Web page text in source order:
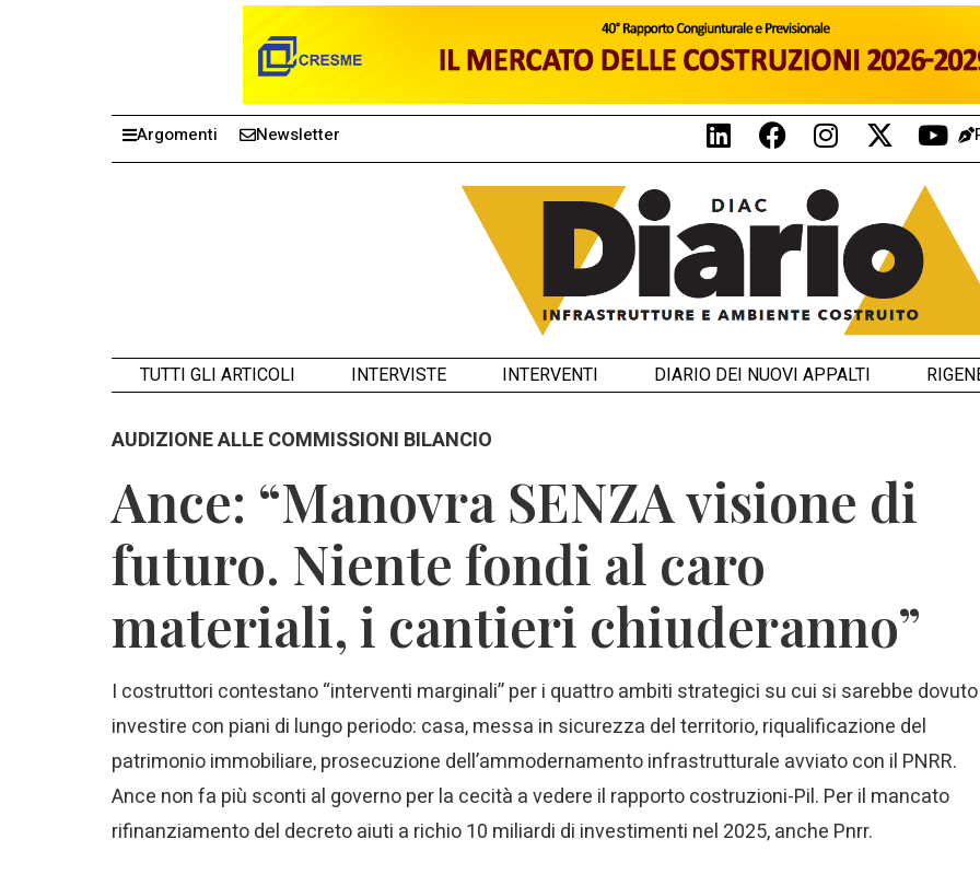
Argomenti Newsletter
TUTTI GLI ARTICOLI INTERVISTE INTERVENTI DIARIO DEI NUOVI APPALTI
AUDIZIONE ALLE COMMISSIONI BILANCIO
Ance: “Manovra SENZA visione di
futuro. Niente fondi al caro
materiali, i cantieri chiuderanno”
I costruttori contestano “interventi marginali” per i quattro ambiti strategici su cui si sarebbe dovuto
investire con piani di lungo periodo: casa, messa in sicurezza del territorio, riqualificazione del
patrimonio immobiliare, prosecuzione dell’ammodernamento infrastrutturale avviato con il PNRR.
Ance non fa più sconti al governo per la cecità a vedere il rapporto costruzioni-Pil. Per il mancato
rifinanziamento del decreto aiuti a richio 10 miliardi di investimenti nel 2025, anche Pnrr.